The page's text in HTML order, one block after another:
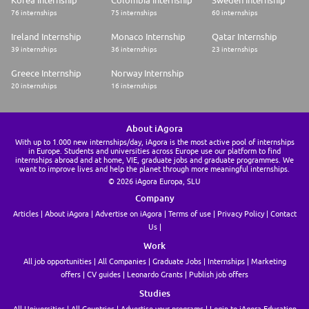
Diplôme et spécialité :
* Bac +5 (Grandes Ecoles d'ingénieurs, école A)
* Spécialisation: transformation digitale, gestion de projets, conseil,
innovation …
Connaissances souhaitées
* Transformation numérique des organisations publiques
* Gestion de projets complexes
* La maîtrise d'un outil digital pour l'animation de réseau tel que Beekast
serait un plus
* Analytique, rigoureux et structuré dans vos approches
* Proactif avec une bonne capacité d'adaptation et de gestion des délais
Vous avez le sens du collectif et du travail en équipe et en réseau. Le sens
sont également des élément clés pour mener les projets confiés.
76 internships 75 internships 60 internships
Ireland Internship
39 internships
Monaco Internship
36 internships
Qatar Internship
23 internships
Greece Internship
20 internships
Norway Internship
16 internships
About iAgora
With up to 1.000 new internships/day, iAgora is the most active pool of internships
in Europe. Students and universities across Europe use our platform to find
internships abroad and at home, VIE, graduate jobs and graduate programmes. We
want to improve lives and help the planet through more meaningful internships.
© 2026 iAgora Europa, SLU
Company
Articles About iAgora Advertise on iAgora Terms of use Privacy Policy
Contact
Us
Work
All job opportunities All Companies Graduate Jobs Internships
Marketing
offers
CV guides Leonardo Grants Publish job offers
Studies